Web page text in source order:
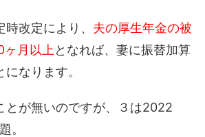
改定により、 夫の厚生年金の被
月以上 となれば、妻に振替加算
なります。
とが無いのですが、３は2022
。